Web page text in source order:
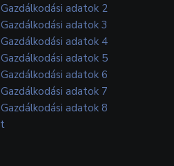
adatok 2
adatok 3
adatok 4
adatok 5
adatok 6
adatok 7
adatok 8